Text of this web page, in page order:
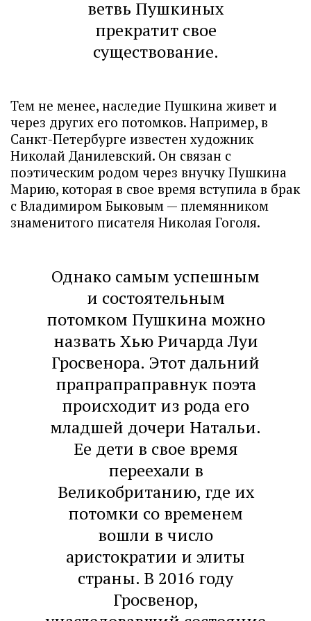
ветвь Пушкиных
прекратит свое
существование.
Тем не менее, наследие Пушкина живет и
через других его потомков. Например, в
Санкт-Петербурге известен художник
Николай Данилевский. Он связан с
поэтическим родом через внучку Пушкина
Марию, которая в свое время вступила в брак
с Владимиром Быковым — племянником
знаменитого писателя Николая Гоголя.
Однако самым успешным
и состоятельным
потомком Пушкина можно
назвать Хью Ричарда Луи
Гросвенора. Этот дальний
прапрапраправнук поэта
происходит из рода его
младшей дочери Натальи.
Ее дети в свое время
переехали в
Великобританию, где их
потомки со временем
вошли в число
аристократии и элиты
страны. В 2016 году
Гросвенор,